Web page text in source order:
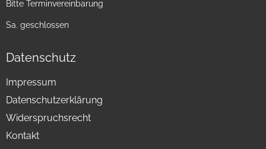
Bitte Terminvereinbarung
Sa. geschlossen
Datenschutz
Impressum
Datenschutzerklärung
Widerspruchsrecht
Kontakt